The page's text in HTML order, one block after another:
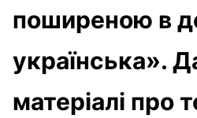
поширеною в
українська».
матеріалі про